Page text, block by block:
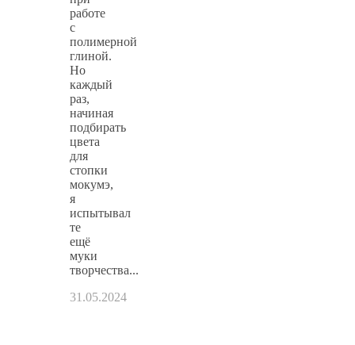
работе
с
полимерной
глиной.
Но
каждый
раз,
начиная
подбирать
цвета
для
стопки
мокумэ,
я
испытывал
те
ещё
муки
творчества...
31.05.2024